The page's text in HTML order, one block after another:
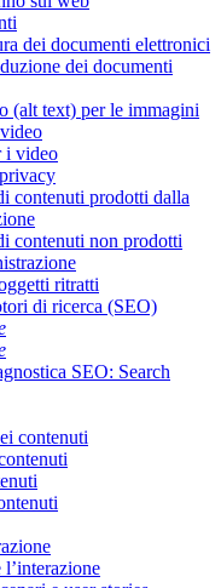
dei documenti elettronici
dei documenti
(alt text) per le immagini
i video
contenuti prodotti dalla
contenuti non prodotti
ritratti
di ricerca (SEO)
SEO: Search
contenuti